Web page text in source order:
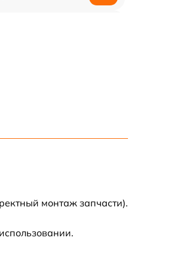
р
монтаж запчасти).